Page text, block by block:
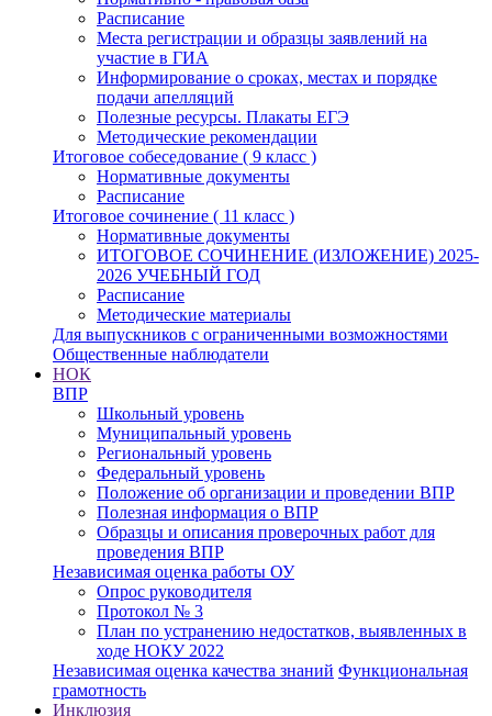
Расписание
Места регистрации и образцы заявлений на
участие в ГИА
Информирование о сроках, местах и порядке
подачи апелляций
Полезные ресурсы. Плакаты ЕГЭ
Методические рекомендации
Итоговое собеседование ( 9 класс )
Нормативные документы
Расписание
Итоговое сочинение ( 11 класс )
Нормативные документы
ИТОГОВОЕ СОЧИНЕНИЕ (ИЗЛОЖЕНИЕ) 2025-
2026 УЧЕБНЫЙ ГОД
Расписание
Методические материалы
Для выпускников с ограниченными возможностями
Общественные наблюдатели
НОК
ВПР
Школьный уровень
Муниципальный уровень
Региональный уровень
Федеральный уровень
Положение об организации и проведении ВПР
Полезная информация о ВПР
Образцы и описания проверочных работ для
проведения ВПР
Независимая оценка работы ОУ
Опрос руководителя
Протокол № 3
План по устранению недостатков, выявленных в
ходе НОКУ 2022
Независимая оценка качества знаний Функциональная
грамотность
Инклюзия